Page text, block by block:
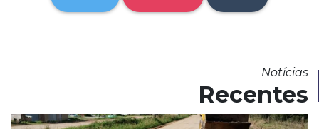
Notícias
Recentes